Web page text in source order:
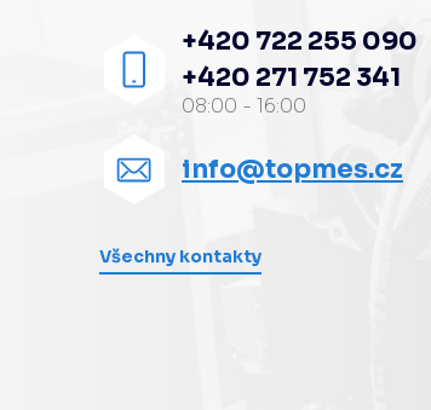
+420 722 255 090
+420 271 752 341
08:00 - 16:00
info@topmes.cz
Všechny kontakty